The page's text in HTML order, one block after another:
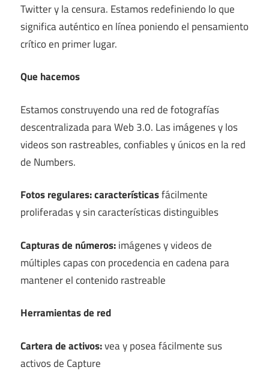
Twitter y la censura. Estamos redefiniendo lo que
significa auténtico en línea poniendo el pensamiento
crítico en primer lugar.
Que hacemos
Estamos construyendo una red de fotografías
descentralizada para Web 3.0. Las imágenes y los
videos son rastreables, confiables y únicos en la red
de Numbers.
Fotos regulares: característicasfácilmente
proliferadas y sin características distinguibles
Capturas de números:imágenes y videos de
múltiples capas con procedencia en cadena para
mantener el contenido rastreable
Herramientas de red
Cartera de activos:vea y posea fácilmente sus
activos de Capture